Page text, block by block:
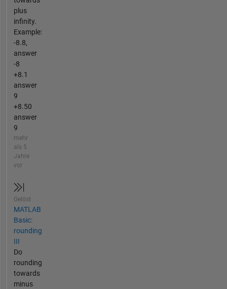
plus
infinity.
Example:
-8.8,
answer
-8
+8.1
answer
9
+8.50
answer
9
mehr
als 5
Jahre
vor
Gelöst
MATLAB
Basic:
rounding
III
Do
rounding
towards
minus